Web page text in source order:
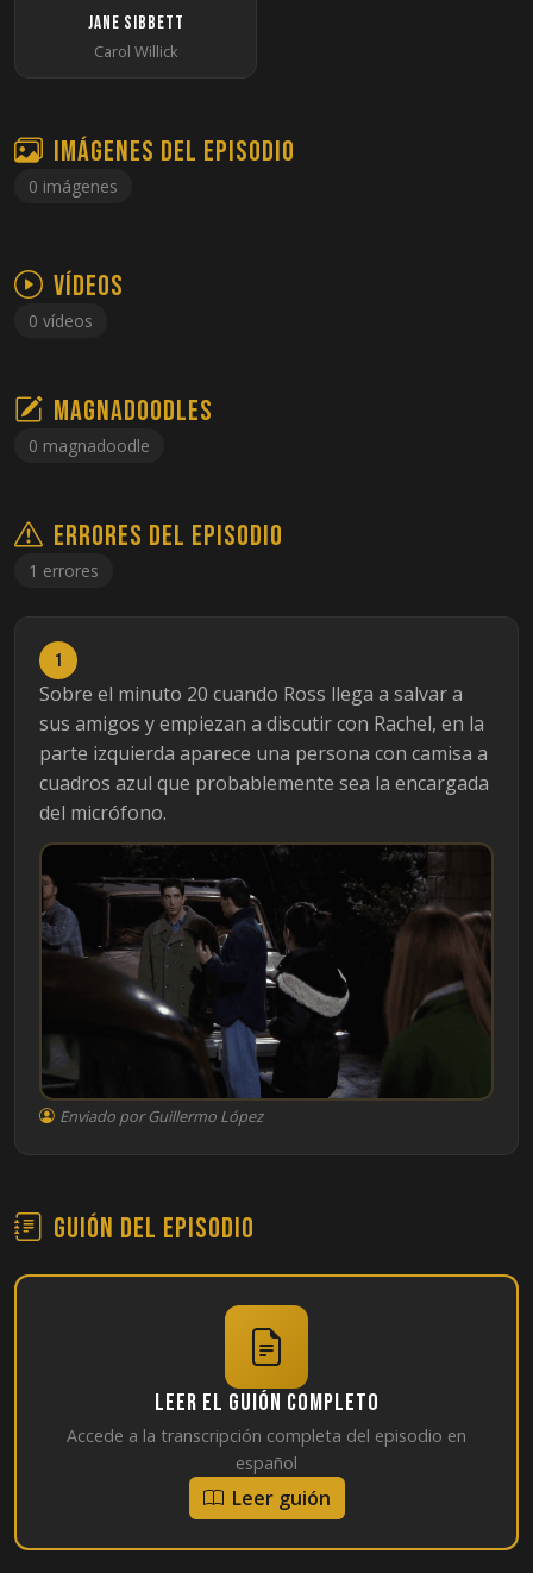
Jane Sibbett
Carol Willick
Imágenes del episodio
0 imágenes
Vídeos
0 vídeos
Magnadoodles
0 magnadoodle
Errores del episodio
1 errores
1
Sobre el minuto 20 cuando Ross llega a salvar a
sus amigos y empiezan a discutir con Rachel, en la
parte izquierda aparece una persona con camisa a
cuadros azul que probablemente sea la encargada
del micrófono.
Enviado por Guillermo López
Guión del episodio
Leer el guión completo
Accede a la transcripción completa del episodio en
español
Leer guión